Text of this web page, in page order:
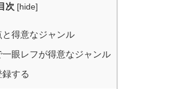
次 [hide]
得意なジャンル
一眼レフが得意なジャンル
する